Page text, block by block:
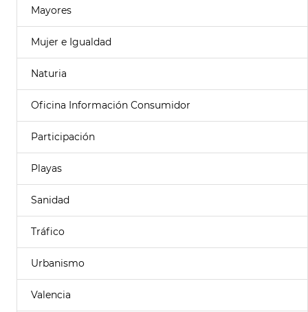
Mayores
Mujer e Igualdad
Naturia
Oficina Información Consumidor
Participación
Playas
Sanidad
Tráfico
Urbanismo
Valencia